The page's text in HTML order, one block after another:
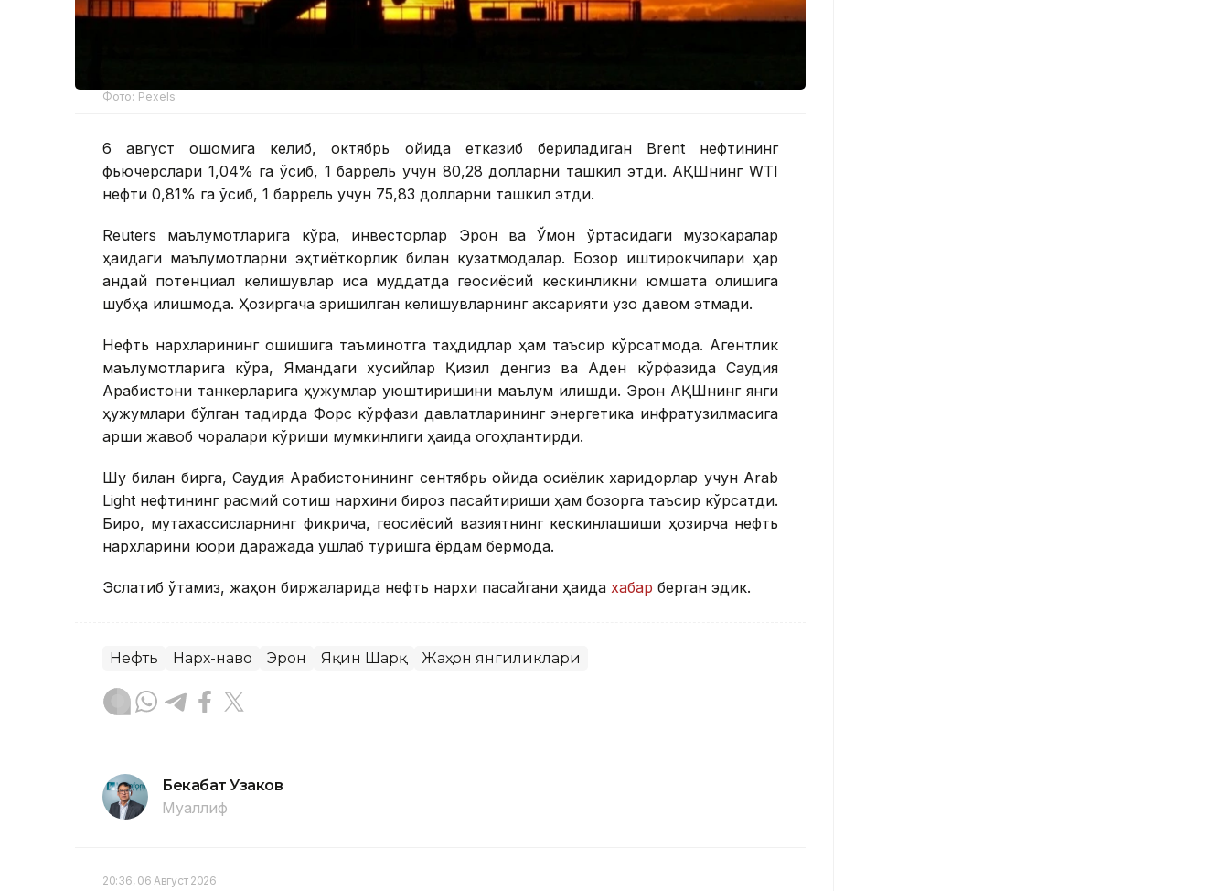
Фото: Pexels
6 август оқшомига келиб, октябрь ойида етказиб бериладиган Brent нефтининг
фьючерслари 1,04% га ўсиб, 1 баррель учун 80,28 долларни ташкил этди. АҚШнинг WTI
нефти 0,81% га ўсиб, 1 баррель учун 75,83 долларни ташкил этди.
Reuters маълумотларига кўра, инвесторлар Эрон ва Ўмон ўртасидаги музокаралар
ҳақидаги маълумотларни эҳтиёткорлик билан кузатмоқдалар. Бозор иштирокчилари ҳар
қандай потенциал келишувлар қисқа муддатда геосиёсий кескинликни юмшата олишига
шубҳа қилишмоқда. Ҳозиргача эришилган келишувларнинг аксарияти узоқ давом этмади.
Нефть нархларининг ошишига таъминотга таҳдидлар ҳам таъсир кўрсатмоқда. Агентлик
маълумотларига кўра, Ямандаги хусийлар Қизил денгиз ва Аден кўрфазида Саудия
Арабистони танкерларига ҳужумлар уюштиришини маълум қилишди. Эрон АҚШнинг янги
ҳужумлари бўлган тақдирда Форс кўрфази давлатларининг энергетика инфратузилмасига
қарши жавоб чоралари кўриши мумкинлиги ҳақида огоҳлантирди.
Шу билан бирга, Саудия Арабистонининг сентябрь ойида осиёлик харидорлар учун Arab
Light нефтининг расмий сотиш нархини бироз пасайтириши ҳам бозорга таъсир кўрсатди.
Бироқ, мутахассисларнинг фикрича, геосиёсий вазиятнинг кескинлашиши ҳозирча нефть
нархларини юқори даражада ушлаб туришга ёрдам бермоқда.
Эслатиб ўтамиз, жаҳон биржаларида нефть нархи пасайгани ҳақида хабар берган эдик.
Нефть Нарх-наво Эрон Яқин Шарқ Жаҳон янгиликлари
Бекабат Узаков
Муаллиф
20:36, 06 Август 2026